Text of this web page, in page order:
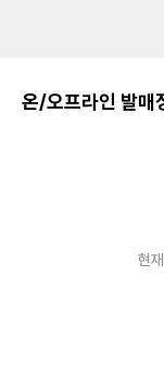
온/오프라인 발매
현